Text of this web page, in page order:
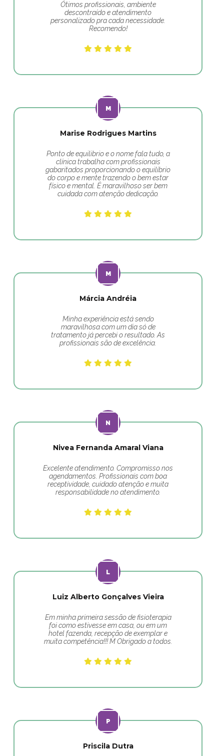
Ótimos profissionais, ambiente
descontraído e atendimento
personalizado pra cada necessidade.
Recomendo!
Marise Rodrigues Martins
Ponto de equilibrio e o nome fala tudo, a
clínica trabalha com profissionais
gabaritados proporcionando o equilíbrio
do corpo e mente trazendo o bem estar
físico e mental. É maravilhoso ser bem
cuidada com atenção dedicação.
Márcia Andréia
Minha experiência está sendo
maravilhosa com um dia só de
tratamento já percebi o resultado. As
profissionais são de excelência.
Nivea Fernanda Amaral Viana
Excelente atendimento. Compromisso nos
agendamentos. Profissionais com boa
receptividade, cuidado atenção e muita
responsabilidade no atendimento.
Luiz Alberto Gonçalves Vieira
Em minha primeira sessão de fisioterapia
foi como estivesse em casa, ou em um
hotel fazenda, recepção de exemplar e
muita competência!!! M Obrigado a todos.
Priscila Dutra